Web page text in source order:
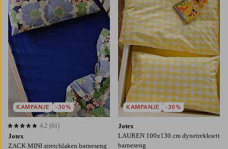
Jotex
ZACK MINI stretchlaken barneseng
4,2 basert på 61 karaktergivninger
4,2 (61)
KAMPANJE -30%
Jotex
LAUREN 100x130 cm dynetrekksett
barneseng
KAMPANJE -30%